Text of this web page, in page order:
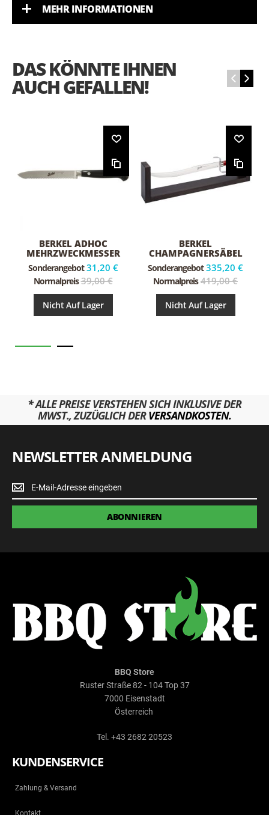
MEHR INFORMATIONEN
DAS KÖNNTE IHNEN
AUCH GEFALLEN! ‹ ›
BERKEL ADHOC
MEHRZWECKMESSER
12CM SCHWARZ
Sonderangebot 31,20 €
Normalpreis 39,00 €
Nicht Auf Lager
BERKEL
CHAMPAGNERSÄBEL
SUPERIOR ELEGANCE
ROT
Sonderangebot 335,20 €
Normalpreis 419,00 €
Nicht Auf Lager
* ALLE PREISE VERSTEHEN SICH INKLUSIVE DER
MWST., ZUZÜGLICH DERVERSANDKOSTEN.
NEWSLETTER ANMELDUNG
Newsletter
Anmeldung
ABONNIEREN
BBQ Store
Ruster Straße 82 - 104 Top 37
7000 Eisenstadt
Österreich
Tel. +43 2682 20523
KUNDENSERVICE
Zahlung & Versand
Kontakt